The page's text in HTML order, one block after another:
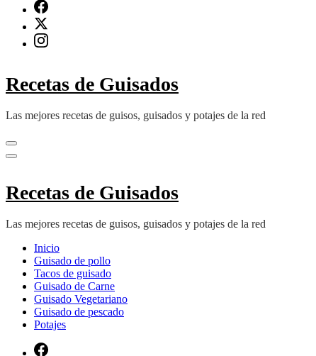
Recetas de Guisados
Las mejores recetas de guisos, guisados y potajes de la red
Recetas de Guisados
Las mejores recetas de guisos, guisados y potajes de la red
Inicio
Guisado de pollo
Tacos de guisado
Guisado de Carne
Guisado Vegetariano
Guisado de pescado
Potajes